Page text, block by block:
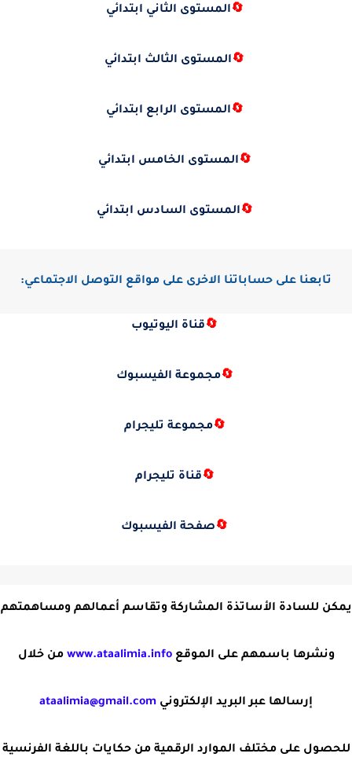
🔄المستوى الثاني ابتدائي
🔄المستوى الثالث ابتدائي
🔄المستوى الرابع ابتدائي
🔄المستوى الخامس ابتدائي
🔄المستوى السادس ابتدائي
تابعنا على حساباتنا الاخرى على مواقع التوصل الاجتماعي:
🔄قناة اليوتيوب
🔄مجموعة الفيسبوك
🔄مجموعة تليجرام
🔄قناة تليجرام
🔄صفحة الفيسبوك
يمكن للسادة الأساتذة المشاركة وتقاسم أعمالهم ومساهمتهم
ونشرها باسمهم على الموقعwww.ataalimia.info من خلال
إرسالها عبر البريد الإلكتروني ataalimia@gmail.com
للحصول على مختلف الموارد الرقمية من حكايات باللغة الفرنسية